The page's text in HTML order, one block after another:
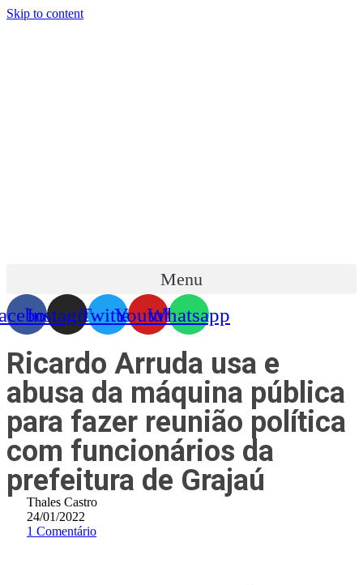
Skip to content
Menu
InstagramTwitterYoutubeWhatsapp
Ricardo Arruda usa e
abusa da máquina pública
para fazer reunião política
com funcionários da
prefeitura de Grajaú
Thales Castro
24/01/2022
1 Comentário